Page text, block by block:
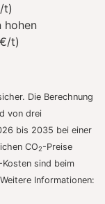
t)
hohen
t)
Die Berechnung
von drei
bis 2035 bei einer
CO2-Preise
-Kosten sind beim
Informationen: